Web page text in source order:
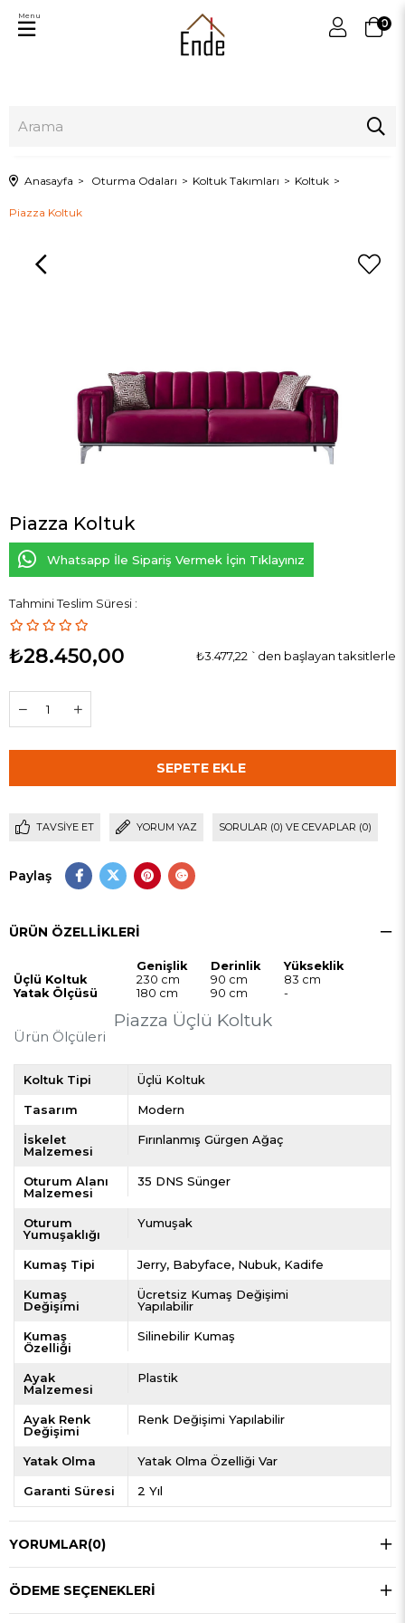
0
Menu
Anasayfa Oturma Odaları Koltuk Takımları Koltuk
Piazza Koltuk
Piazza Koltuk
Whatsapp İle Sipariş Vermek İçin Tıklayınız
Tahmini Teslim Süresi :
₺28.450,00 ₺3.477,22 `den başlayan taksitlerle
TAVSIYE ET YORUM YAZ SORULAR (0) VE CEVAPLAR (0)
Paylaş
ÜRÜN ÖZELLIKLERI
Piazza Üçlü Koltuk
Ürün Ölçüleri
Genişlik Derinlik
Yükseklik
Üçlü Koltuk
230 cm 90 cm
83 cm
Yatak Ölçüsü
180 cm 90 cm -
Koltuk Tipi Üçlü Koltuk
Tasarım Modern
İskelet
Malzemesi
Fırınlanmış Gürgen Ağaç
Oturum Alanı
Malzemesi
35 DNS Sünger
Oturum
Yumuşaklığı
Yumuşak
Kumaş Tipi Jerry Babyface Nubuk Kadife
Kumaş
Değişimi
Ücretsiz Kumaş Değişimi
Yapılabilir
Kumaş
Özelliği
Silinebilir Kumaş
Ayak
Malzemesi
Plastik
Ayak Renk
Değişimi
Renk Değişimi Yapılabilir
Yatak Olma Yatak Olma Özelliği Var
Garanti Süresi 2 Yıl
YORUMLAR(0)
ÖDEME SEÇENEKLERI